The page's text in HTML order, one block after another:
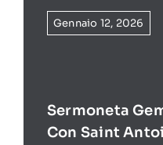
Gennaio 12, 2026
Sermoneta
Con Saint